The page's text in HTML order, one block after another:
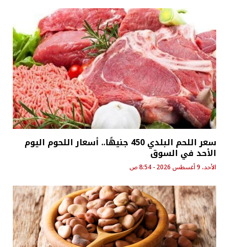
سعر اللحم البلدي 450 جنيهًا.. أسعار اللحوم اليوم
الأحد في السوق
الأحد، 9 أغسطس 2026 - 8:54 ص